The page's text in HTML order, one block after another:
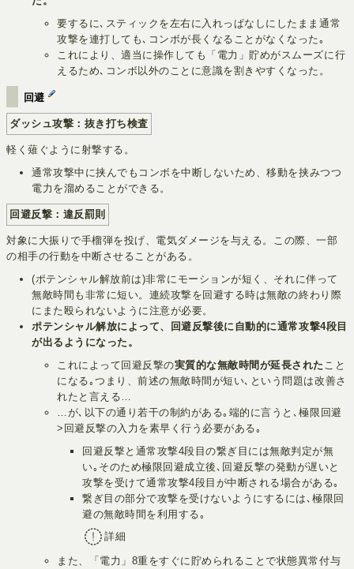
要するに､スティックを左右に入れっぱなしにしたまま通常
攻撃を連打しても､コンボが長くなることがなくなった｡
これにより、適当に操作しても「電力」貯めがスムーズに行
えるため､コンボ以外のことに意識を割きやすくなった。
回避
ダッシュ攻撃：抜き打ち検査
軽く薙ぐように射撃する。
通常攻撃中に挟んでもコンボを中断しないため、移動を挟みつつ
電力を溜めることができる。
回避反撃：違反罰則
対象に大振りで手榴弾を投げ、電気ダメージを与える。この際、一部
の相手の行動を中断させることがある。
(ポテンシャル解放前は)非常にモーションが短く、それに伴って
無敵時間も非常に短い。連続攻撃を回避する時は無敵の終わり際
にまた殴られないように注意が必要。
ポテンシャル解放によって、回避反撃後に自動的に通常攻撃4段目
が出るようになった。
これによって回避反撃の実質的な無敵時間が延長された こと
になる｡つまり、前述の無敵時間が短い､という問題は改善さ
れたと言える…
…が､以下の通り若干の制約がある｡端的に言うと､極限回避
>回避反撃の入力を素早く行う必要がある｡
回避反撃と通常攻撃4段目の繋ぎ目には無敵判定が無
い｡そのため極限回避成立後､回避反撃の発動が遅いと
攻撃を受けて通常攻撃4段目が中断される場合がある｡
繋ぎ目の部分で攻撃を受けないようにするには､極限回
避の無敵時間を利用する｡
詳細
また、「電力」8重をすぐに貯められることで状態異常付与